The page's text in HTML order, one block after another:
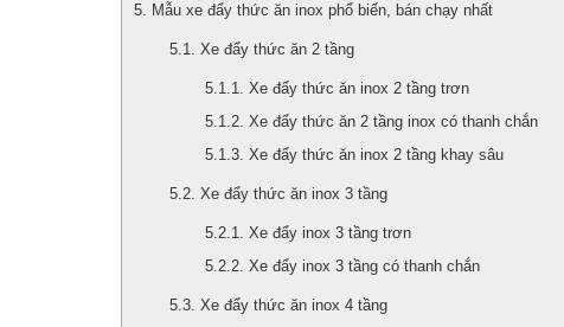
Mẫu xe đẩy thức ăn inox phổ biến, bán chạy nhất
Xe đẩy thức ăn 2 tầng
Xe đẩy thức ăn inox 2 tầng trơn
Xe đẩy thức ăn 2 tầng inox có thanh chắn
Xe đẩy thức ăn inox 2 tầng khay sâu
Xe đẩy thức ăn inox 3 tầng
Xe đẩy inox 3 tầng trơn
Xe đẩy inox 3 tầng có thanh chắn
Xe đẩy thức ăn inox 4 tầng